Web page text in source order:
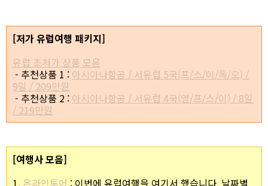
[저가 유럽여행 패키지]
유럽 초저가 상품 모음
- 추천상품 1 : 아시아나항공 / 서유럽 5국(프/스/이/독/오) /
9일 / 209만원
- 추천상품 2 : 아시아나항공 / 서유럽 4국(영/프/스/이) / 8일
/ 219만원
[여행사 모음]
1. 온라인투어 : 이번에 유럽여행을 여기서 했습니다. 날짜별